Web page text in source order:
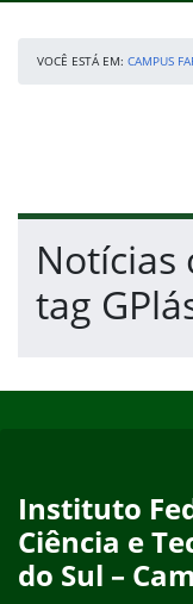
VOCÊ ESTÁ EM: CAMPUS
Fim da navegação
Início do conteúdo
Notícias
tag
Instituto
Ciência e
do Sul –